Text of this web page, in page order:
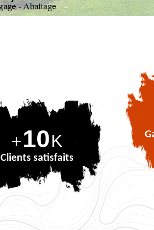
+10K
Clients satisfaits